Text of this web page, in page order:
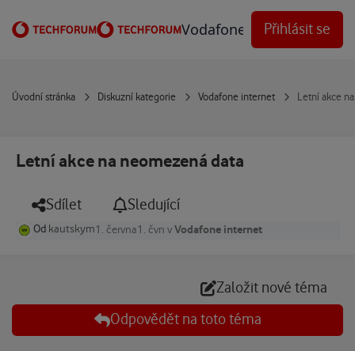
Vodafone Techforum
Přihlásit se
Úvodní stránka Diskuzní kategorie Vodafone internet Letní akce
Letní akce na neomezená data
Sdílet Sledující
Od kautskym1. června1. čvn vVodafone internet
Založit nové téma
Odpovědět na toto téma